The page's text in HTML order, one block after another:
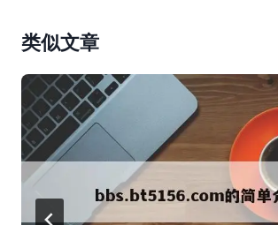
类似文章